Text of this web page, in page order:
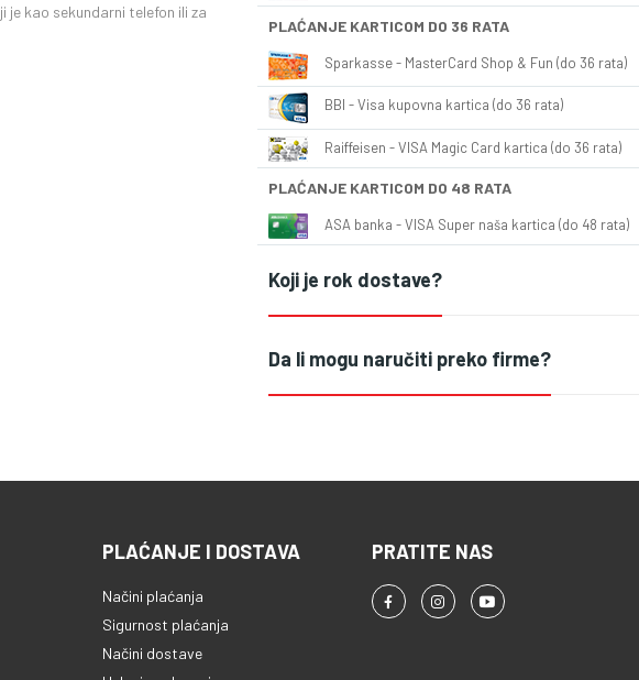
kao sekundarni telefon ili za
PLAĆANJE KARTICOM DO 36 RATA
Sparkasse - MasterCard Shop & Fun (do 36 rata)
BBI - Visa kupovna kartica (do 36 rata)
Raiffeisen - VISA Magic Card kartica (do 36 rata)
PLAĆANJE KARTICOM DO 48 RATA
ASA banka - VISA Super naša kartica (do 48 rata)
Koji je rok dostave?
Da li mogu naručiti preko firme?
PLAĆANJE I DOSTAVA
Načini plaćanja
Sigurnost plaćanja
Načini dostave
PRATITE NAS